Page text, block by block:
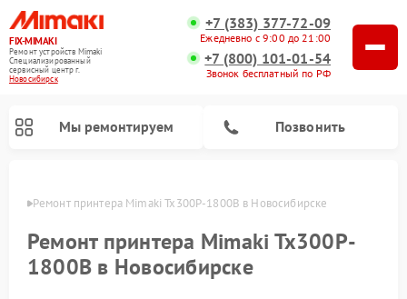
FIX-MIMAKI
Ремонт устройств Mimaki
Специализированный
cервисный центр г.
Новосибирск
+7 (383) 377-72-09
Ежедневно с 9:00 до 21:00
+7 (800) 101-01-54
Звонок бесплатный по РФ
Мы ремонтируем Позвонить
Ремонт принтера Mimaki Tx300P-1800B в Новосибирске
Ремонт принтера Mimaki Tx300P-
1800B в Новосибирске